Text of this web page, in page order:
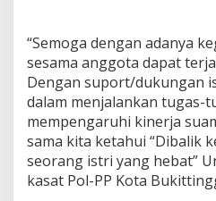
“Semoga dengan adanya
sesama anggota dapat
Dengan suport/dukungan
dalam menjalankan tugas-
mempengaruhi kinerja
sama kita ketahui “Dibalik
seorang istri yang hebat”
kasat Pol-PP Kota